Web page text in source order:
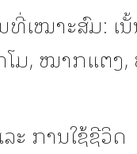
ທີ່ເໝາະສົມ:
ມ, ໝາກແຕງ,
ະ ການໃຊ້ຊີວິດ